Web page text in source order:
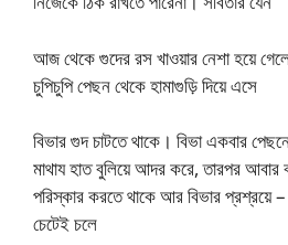
আজ থেকে গুদের রস খাওয়ার নেশা হয়ে
চুপিচুপি পেছন থেকে হামাগুড়ি দিয়ে এসে
বিভার গুদ চাটতে থাকে। বিভা একবার পেছনে
মাথায হাত বুলিয়ে আদর করে, তারপর আবার
পরিস্কার করতে থাকে আর বিভার প্রশ্রয়ে –
চেটেই চলে